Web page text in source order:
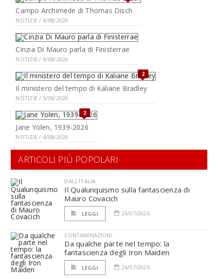
Campo Archimede di Thomas Disch
NOTIZIE / 6/08/2026
Cinzia Di Mauro parla di Finisterrae
NOTIZIE / 6/08/2026
2
Il ministero del tempo di Kaliane Bradley
NOTIZIE / 5/08/2026
2
Jane Yolen, 1939-2026
NOTIZIE / 4/08/2026
ARTICOLI PIÙ POPOLARI
DALL'ITALIA
Il Qualunquismo sulla fantascienza di
Mauro Covacich
LEGGI 26/07/2026
CONTAMINAZIONI
Da qualche parte nel tempo: la
fantascienza degli Iron Maiden
LEGGI 26/07/2026